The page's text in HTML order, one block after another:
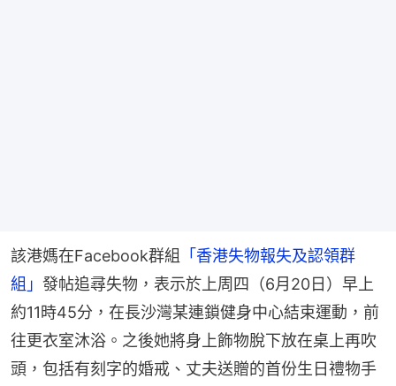
該港媽在Facebook群組
「香港失物報失及認領群
組」 發帖追尋失物，表示於上周四（6月20日）早上
約11時45分，在長沙灣某連鎖健身中心結束運動，前
往更衣室沐浴。之後她將身上飾物脫下放在桌上再吹
頭，包括有刻字的婚戒、丈夫送贈的首份生日禮物手